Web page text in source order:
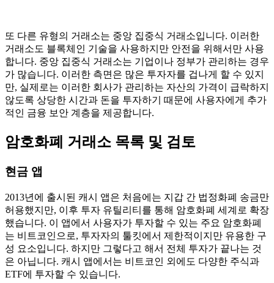
또 다른 유형의 거래소는 중앙 집중식 거래소입니다. 이러한
거래소도 블록체인 기술을 사용하지만 안전을 위해서만 사용
합니다. 중앙 집중식 거래소는 기업이나 정부가 관리하는 경우
가 많습니다. 이러한 측면은 많은 투자자를 겁나게 할 수 있지
만, 실제로는 이러한 회사가 관리하는 자산의 가격이 급락하지
않도록 상당한 시간과 돈을 투자하기 때문에 사용자에게 추가
적인 금융 보안 계층을 제공합니다.
암호화폐 거래소 목록 및 검토
현금 앱
2013년에 출시된 캐시 앱은 처음에는 지갑 간 법정화폐 송금만
허용했지만, 이후 투자 유틸리티를 통해 암호화폐 세계로 확장
했습니다. 이 앱에서 사용자가 투자할 수 있는 주요 암호화폐
는 비트코인으로, 투자자의 툴킷에서 제한적이지만 유용한 구
성 요소입니다. 하지만 그렇다고 해서 전체 투자가 끝나는 것
은 아닙니다. 캐시 앱에서는 비트코인 외에도 다양한 주식과
ETF에 투자할 수 있습니다.